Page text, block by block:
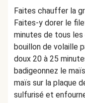
Faites chauffer la
Faites-y dorer le
minutes de tous
bouillon de volaille
doux 20 à 25
badigeonnez le
maïs sur la plaque
sulfurisé et